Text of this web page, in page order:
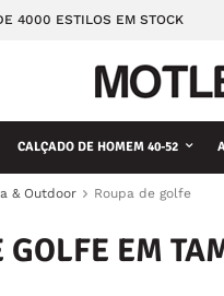
4000 ESTILOS EM STOCK
CALÇADO DE HOMEM 40-52
& Outdoor Roupa de golfe
GOLFE EM